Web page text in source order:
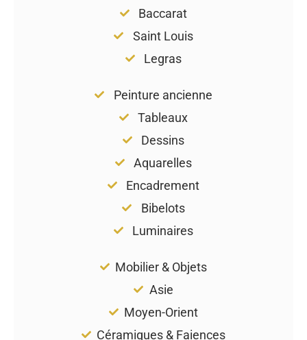
Baccarat
Saint Louis
Legras
Peinture ancienne
Tableaux
Dessins
Aquarelles
Encadrement
Bibelots
Luminaires
Mobilier & Objets
Asie
Moyen-Orient
Céramiques & Faiences